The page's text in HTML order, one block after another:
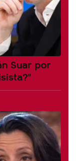
Suar por